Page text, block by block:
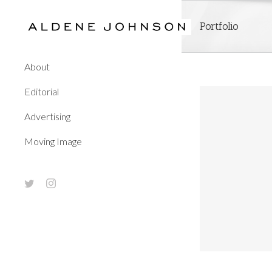
About
Editorial
Advertising
Moving Image
twitterinstagram
Portfolio
Non Mattis Tortor
Design Mobile WordPress